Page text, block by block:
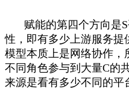
赋能的第四个方向是
性，即有多少上游服务提
模型本质上是网络协作，
不同角色参与到大量C的
来源是看有多少不同的平